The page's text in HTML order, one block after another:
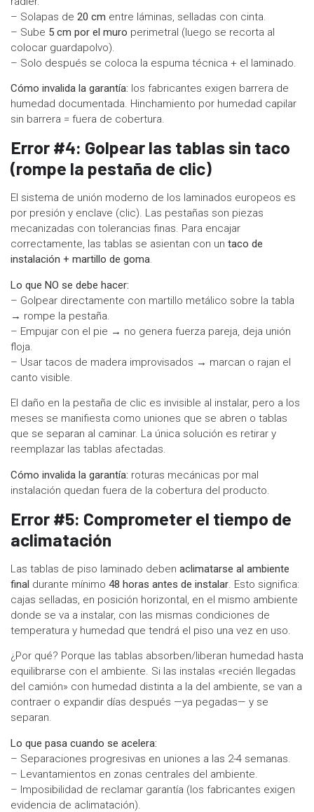
– Solapas de 20 cm entre láminas, selladas con cinta.
– Sube 5 cm por el muro perimetral (luego se recorta al
colocar guardapolvo).
– Solo después se coloca la espuma técnica + el laminado.
Cómo invalida la garantía: los fabricantes exigen barrera de
humedad documentada. Hinchamiento por humedad capilar
sin barrera = fuera de cobertura.
Error #4: Golpear las tablas sin taco
(rompe la pestaña de clic)
El sistema de unión moderno de los laminados europeos es
por presión y enclave (clic). Las pestañas son piezas
mecanizadas con tolerancias finas. Para encajar
correctamente, las tablas se asientan con un taco de
instalación + martillo de goma.
Lo que NO se debe hacer:
– Golpear directamente con martillo metálico sobre la tabla
→ rompe la pestaña.
– Empujar con el pie → no genera fuerza pareja, deja unión
floja.
– Usar tacos de madera improvisados → marcan o rajan el
canto visible.
El daño en la pestaña de clic es invisible al instalar, pero a los
meses se manifiesta como uniones que se abren o tablas
que se separan al caminar. La única solución es retirar y
reemplazar las tablas afectadas.
Cómo invalida la garantía: roturas mecánicas por mal
instalación quedan fuera de la cobertura del producto.
Error #5: Comprometer el tiempo de
aclimatación
Las tablas de piso laminado deben aclimatarse al ambiente
final durante mínimo 48 horas antes de instalar. Esto significa:
cajas selladas, en posición horizontal, en el mismo ambiente
donde se va a instalar, con las mismas condiciones de
temperatura y humedad que tendrá el piso una vez en uso.
¿Por qué? Porque las tablas absorben/liberan humedad hasta
equilibrarse con el ambiente. Si las instalas «recién llegadas
del camión» con humedad distinta a la del ambiente, se van a
contraer o expandir días después —ya pegadas— y se
separan.
Lo que pasa cuando se acelera:
– Separaciones progresivas en uniones a las 2-4 semanas.
– Levantamientos en zonas centrales del ambiente.
– Imposibilidad de reclamar garantía (los fabricantes exigen
evidencia de aclimatación).